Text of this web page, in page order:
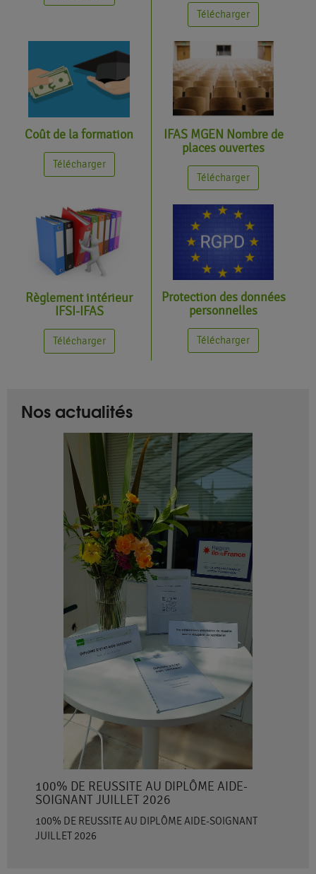
Télécharger
Coût de la formation
Télécharger
IFAS MGEN Nombre de
places ouvertes
Télécharger
Règlement intérieur
IFSI-IFAS
Télécharger
Protection des données
personnelles
Télécharger
Nos actualités
100% DE REUSSITE AU DIPLÔME AIDE-
SOIGNANT JUILLET 2026
100% DE REUSSITE AU DIPLÔME AIDE-SOIGNANT
JUILLET 2026